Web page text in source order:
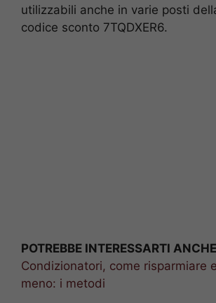
utilizzabili anche in varie posti
codice sconto 7TQDXER6.
POTREBBE INTERESSARTI
Condizionatori, come risparmiare
meno: i metodi